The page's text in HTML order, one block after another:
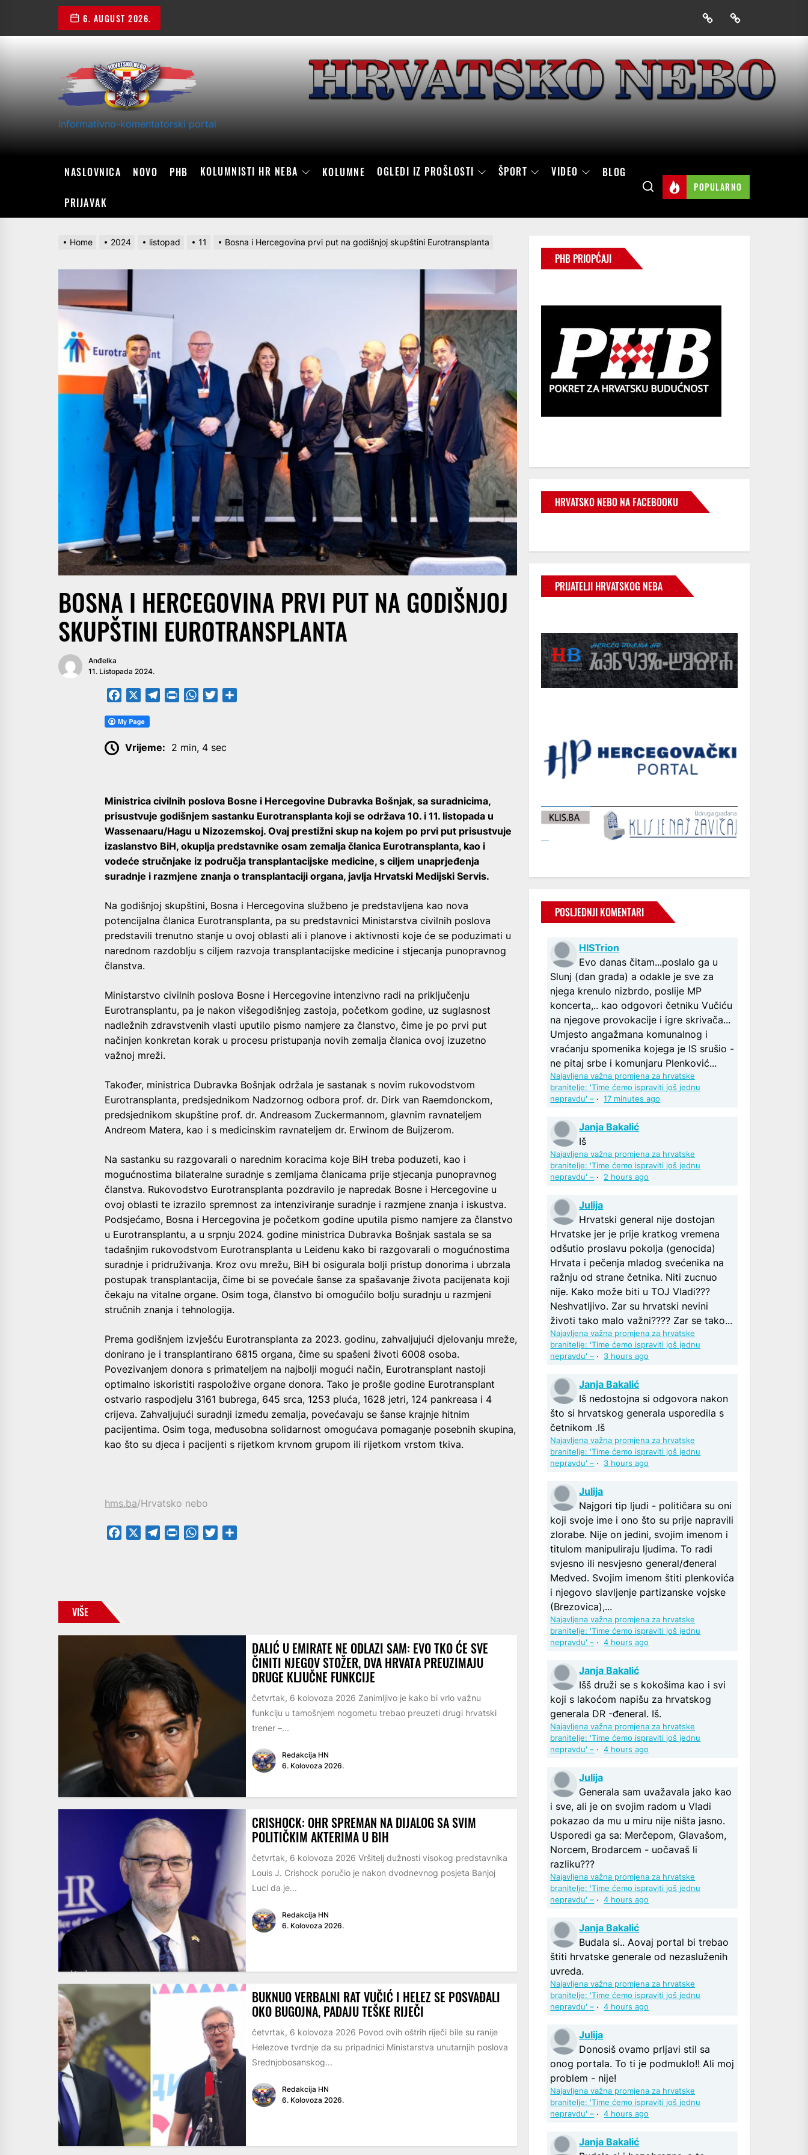
the
6. AUGUST 2026. PrijavakSkini
mobilnu
Hrvatskog
neba
Informativno-komentatorski portal
NASLOVNICA NOVO PHB KOLUMNISTI HR NEBA KOLUMNE OGLEDI IZ PROŠLOSTI ŠPORT VIDEO BLOG
PRIJAVAK
POPULARNO
Home 2024 listopad 11 Bosna i Hercegovina prvi put na godišnjoj skupštini Eurotransplanta
BOSNA I HERCEGOVINA PRVI PUT NA GODIŠNJOJ
SKUPŠTINI EUROTRANSPLANTA
Anđelka
11. Listopada 2024.
FacebookTelegramPrintFriendly
WhatsApp
Twitter
Vrijeme: 2 min, 4 sec
Ministrica civilnih poslova Bosne i Hercegovine Dubravka Bošnjak, sa suradnicima,
prisustvuje godišnjem sastanku Eurotransplanta koji se održava 10. i 11. listopada u
Wassenaaru/Hagu u Nizozemskoj. Ovaj prestižni skup na kojem po prvi put prisustvuje
izaslanstvo BiH, okuplja predstavnike osam zemalja članica Eurotransplanta, kao i
vodeće stručnjake iz područja transplantacijske medicine, s ciljem unaprjeđenja
suradnje i razmjene znanja o transplantaciji organa, javlja Hrvatski Medijski Servis.
Na godišnjoj skupštini, Bosna i Hercegovina službeno je predstavljena kao nova
potencijalna članica Eurotransplanta, pa su predstavnici Ministarstva civilnih poslova
predstavili trenutno stanje u ovoj oblasti ali i planove i aktivnosti koje će se poduzimati u
narednom razdoblju s ciljem razvoja transplantacijske medicine i stjecanja punopravnog
članstva.
Ministarstvo civilnih poslova Bosne i Hercegovine intenzivno radi na priključenju
Eurotransplantu, pa je nakon višegodišnjeg zastoja, početkom godine, uz suglasnost
nadležnih zdravstvenih vlasti uputilo pismo namjere za članstvo, čime je po prvi put
načinjen konkretan korak u procesu pristupanja novih zemalja članica ovoj izuzetno
važnoj mreži.
Također, ministrica Dubravka Bošnjak održala je sastanak s novim rukovodstvom
Eurotransplanta, predsjednikom Nadzornog odbora prof. dr. Dirk van Raemdonckom,
predsjednikom skupštine prof. dr. Andreasom Zuckermannom, glavnim ravnateljem
Andreom Matera, kao i s medicinskim ravnateljem dr. Erwinom de Buijzerom.
Na sastanku su razgovarali o narednim koracima koje BiH treba poduzeti, kao i
mogućnostima bilateralne suradnje s zemljama članicama prije stjecanja punopravnog
članstva. Rukovodstvo Eurotransplanta pozdravilo je napredak Bosne i Hercegovine u
ovoj oblasti te izrazilo spremnost za intenziviranje suradnje i razmjene znanja i iskustva.
Podsjećamo, Bosna i Hercegovina je početkom godine uputila pismo namjere za članstvo
u Eurotransplantu, a u srpnju 2024. godine ministrica Dubravka Bošnjak sastala se sa
tadašnjim rukovodstvom Eurotransplanta u Leidenu kako bi razgovarali o mogućnostima
suradnje i pridruživanja. Kroz ovu mrežu, BiH bi osigurala bolji pristup donorima i ubrzala
postupak transplantacija, čime bi se povećale šanse za spašavanje života pacijenata koji
čekaju na vitalne organe. Osim toga, članstvo bi omogućilo bolju suradnju u razmjeni
stručnih znanja i tehnologija.
Prema godišnjem izvješću Eurotransplanta za 2023. godinu, zahvaljujući djelovanju mreže,
donirano je i transplantirano 6815 organa, čime su spašeni životi 6008 osoba.
Povezivanjem donora s primateljem na najbolji mogući način, Eurotransplant nastoji
optimalno iskoristiti raspoložive organe donora. Tako je prošle godine Eurotransplant
ostvario raspodjelu 3161 bubrega, 645 srca, 1253 pluća, 1628 jetri, 124 pankreasa i 4
crijeva. Zahvaljujući suradnji između zemalja, povećavaju se šanse krajnje hitnim
pacijentima. Osim toga, međusobna solidarnost omogućava pomaganje posebnih skupina,
kao što su djeca i pacijenti s rijetkom krvnom grupom ili rijetkom vrstom tkiva.
hms.ba/Hrvatsko nebo
FacebookTelegramPrintFriendly
WhatsApp
Twitter
VIŠE
DALIĆ U EMIRATE NE ODLAZI SAM: EVO TKO ĆE SVE
ČINITI NJEGOV STOŽER, DVA HRVATA PREUZIMAJU
DRUGE KLJUČNE FUNKCIJE
četvrtak, 6 kolovoza 2026 Zanimljivo je kako bi vrlo važnu
funkciju u tamošnjem nogometu trebao preuzeti drugi hrvatski
trener –...
Redakcija HN
6. Kolovoza 2026.
CRISHOCK: OHR SPREMAN NA DIJALOG SA SVIM
POLITIČKIM AKTERIMA U BIH
četvrtak, 6 kolovoza 2026 Vršitelj dužnosti visokog predstavnika
Louis J. Crishock poručio je nakon dvodnevnog posjeta Banjoj
Luci da je...
Redakcija HN
6. Kolovoza 2026.
BUKNUO VERBALNI RAT VUČIĆ I HELEZ SE POSVAĐALI
OKO BUGOJNA, PADAJU TEŠKE RIJEČI
četvrtak, 6 kolovoza 2026 Povod ovih oštrih riječi bile su ranije
Helezove tvrdnje da su pripadnici Ministarstva unutarnjih poslova
Srednjobosanskog...
Redakcija HN
6. Kolovoza 2026.
PHB PRIOPĆAJI
HRVATSKO NEBO NA FACEBOOKU
PRIJATELJI HRVATSKOG NEBA
POSLJEDNJI KOMENTARI
HISTrion
Evo danas čitam...poslalo ga u
Slunj (dan grada) a odakle je sve za
njega krenulo nizbrdo, poslije MP
koncerta,.. kao odgovori četniku Vučiću
na njegove provokacije i igre skrivača...
Umjesto angažmana komunalnog i
vraćanju spomenika kojega je IS srušio -
ne pitaj srbe i komunjaru Plenković...
Najavljena važna promjena za hrvatske
branitelje: 'Time ćemo ispraviti još jednu
nepravdu' – ·17 minutes ago
Janja Bakalić
Iš
Najavljena važna promjena za hrvatske
branitelje: 'Time ćemo ispraviti još jednu
nepravdu' – · 2 hours ago
Julija
Hrvatski general nije dostojan
Hrvatske jer je prije kratkog vremena
odšutio proslavu pokolja (genocida)
Hrvata i pečenja mladog svećenika na
ražnju od strane četnika. Niti zucnuo
nije. Kako može biti u TOJ Vladi???
Neshvatljivo. Zar su hrvatski nevini
životi tako malo važni???? Zar se tako...
Najavljena važna promjena za hrvatske
branitelje: 'Time ćemo ispraviti još jednu
nepravdu' – · 3 hours ago
Janja Bakalić
Iš nedostojna si odgovora nakon
što si hrvatskog generala usporedila s
četnikom .Iš
Najavljena važna promjena za hrvatske
branitelje: 'Time ćemo ispraviti još jednu
nepravdu' – · 3 hours ago
Julija
Najgori tip ljudi - političara su oni
koji svoje ime i ono što su prije napravili
zlorabe. Nije on jedini, svojim imenom i
titulom manipuliraju ljudima. To radi
svjesno ili nesvjesno general/đeneral
Medved. Svojim imenom štiti plenkovića
i njegovo slavljenje partizanske vojske
(Brezovica),...
Najavljena važna promjena za hrvatske
branitelje: 'Time ćemo ispraviti još jednu
nepravdu' – ·4 hours ago
Janja Bakalić
Išš druži se s kokošima kao i svi
koji s lakoćom napišu za hrvatskog
generala DR -đeneral. Iš.
Najavljena važna promjena za hrvatske
branitelje: 'Time ćemo ispraviti još jednu
nepravdu' – ·4 hours ago
Julija
Generala sam uvažavala jako kao
i sve, ali je on svojim radom u Vladi
pokazao da mu u miru nije ništa jasno.
Usporedi ga sa: Merčepom, Glavašom,
Norcem, Brodarcem - uočavaš li
razliku???
Najavljena važna promjena za hrvatske
branitelje: 'Time ćemo ispraviti još jednu
nepravdu' – ·4 hours ago
Janja Bakalić
Budala si.. Aovaj portal bi trebao
štiti hrvatske generale od nezasluženih
uvreda.
Najavljena važna promjena za hrvatske
branitelje: 'Time ćemo ispraviti još jednu
nepravdu' – ·4 hours ago
Julija
Donosiš ovamo prljavi stil sa
onog portala. To ti je podmuklo!! Ali moj
problem - nije!
Najavljena važna promjena za hrvatske
branitelje: 'Time ćemo ispraviti još jednu
nepravdu' – ·4 hours ago
Janja Bakalić